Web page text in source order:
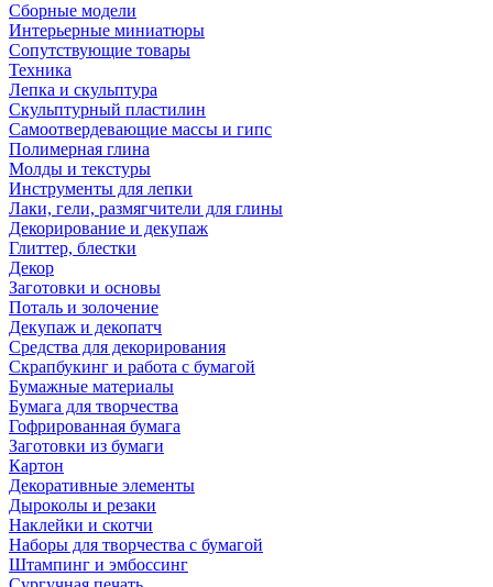
Сборные модели
Интерьерные миниатюры
Сопутствующие товары
Техника
Лепка и скульптура
Скульптурный пластилин
Самоотвердевающие массы и гипс
Полимерная глина
Молды и текстуры
Инструменты для лепки
Лаки, гели, размягчители для глины
Декорирование и декупаж
Глиттер, блестки
Декор
Заготовки и основы
Поталь и золочение
Декупаж и декопатч
Средства для декорирования
Скрапбукинг и работа с бумагой
Бумажные материалы
Бумага для творчества
Гофрированная бумага
Заготовки из бумаги
Картон
Декоративные элементы
Дыроколы и резаки
Наклейки и скотчи
Наборы для творчества с бумагой
Штампинг и эмбоссинг